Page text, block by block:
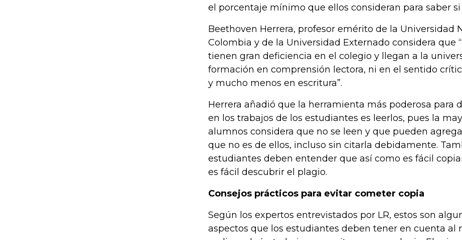
el porcentaje mínimo que ellos consideran para saber si
Beethoven Herrera, profesor emérito de la Universidad
Colombia y de la Universidad Externado considera que
tienen gran deficiencia en el colegio y llegan a la
formación en comprensión lectora, ni en el sentido
y mucho menos en escritura”.
Herrera añadió que la herramienta más poderosa para
en los trabajos de los estudiantes es leerlos, pues la
alumnos considera que no se leen y que pueden
que no es de ellos, incluso sin citarla debidamente.
estudiantes deben entender que así como es fácil
es fácil descubrir el plagio.
Consejos prácticos para evitar cometer copia
Según los expertos entrevistados por LR, estos son
aspectos que los estudiantes deben tener en cuenta al